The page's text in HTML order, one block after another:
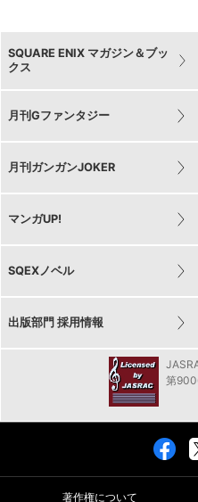
SQUARE ENIX マガジン＆ブッ
クス
月刊Gファンタジー
月刊ガンガンJOKER
マンガUP!
SQEXノベル
出版部門 採用情報
第
著作権について